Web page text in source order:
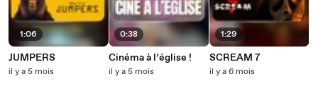
1:06
JUMPERS
il y a 5 mois
0:38
Cinéma à l’église !
il y a 5 mois
1:29
SCREAM 7
il y a 6 mois